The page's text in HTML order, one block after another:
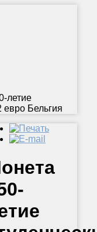
летие
евро Бельгия